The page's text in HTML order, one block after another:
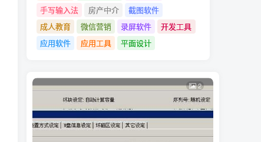
手写输入法
房产中介
截图软件
成人教育
微信营销 录屏软件
开发工具
应用软件
应用工具 平面设计
2